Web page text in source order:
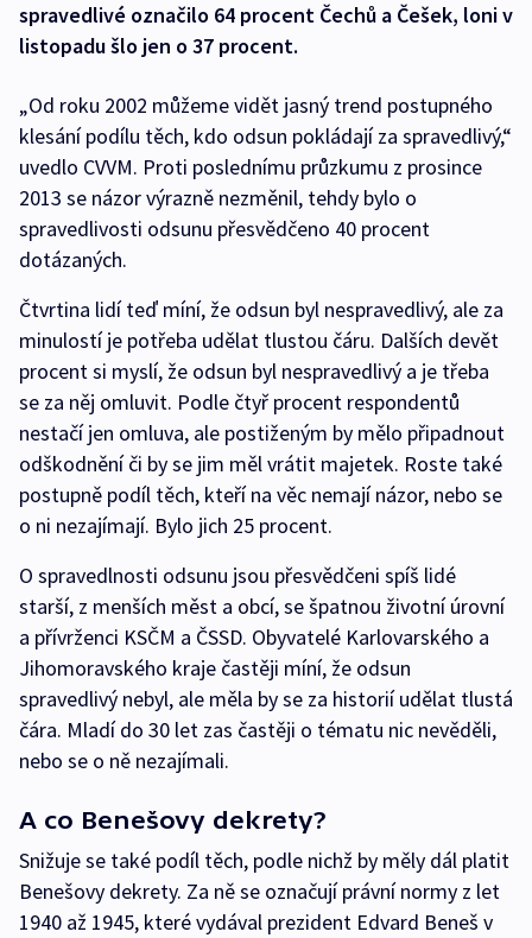
spravedlivé označilo 64 procent Čechů a Češek, loni v
listopadu šlo jen o 37 procent.
„Od roku 2002 můžeme vidět jasný trend postupného
klesání podílu těch, kdo odsun pokládají za spravedlivý,“
uvedlo CVVM. Proti poslednímu průzkumu z prosince
2013 se názor výrazně nezměnil, tehdy bylo o
spravedlivosti odsunu přesvědčeno 40 procent
dotázaných.
Čtvrtina lidí teď míní, že odsun byl nespravedlivý, ale za
minulostí je potřeba udělat tlustou čáru. Dalších devět
procent si myslí, že odsun byl nespravedlivý a je třeba
se za něj omluvit. Podle čtyř procent respondentů
nestačí jen omluva, ale postiženým by mělo připadnout
odškodnění či by se jim měl vrátit majetek. Roste také
postupně podíl těch, kteří na věc nemají názor, nebo se
o ni nezajímají. Bylo jich 25 procent.
O spravedlnosti odsunu jsou přesvědčeni spíš lidé
starší, z menších měst a obcí, se špatnou životní úrovní
a přívrženci KSČM a ČSSD. Obyvatelé Karlovarského a
Jihomoravského kraje častěji míní, že odsun
spravedlivý nebyl, ale měla by se za historií udělat tlustá
čára. Mladí do 30 let zas častěji o tématu nic nevěděli,
nebo se o ně nezajímali.
A co Benešovy dekrety?
Snižuje se také podíl těch, podle nichž by měly dál platit
Benešovy dekrety. Za ně se označují právní normy z let
1940 až 1945, které vydával prezident Edvard Beneš v